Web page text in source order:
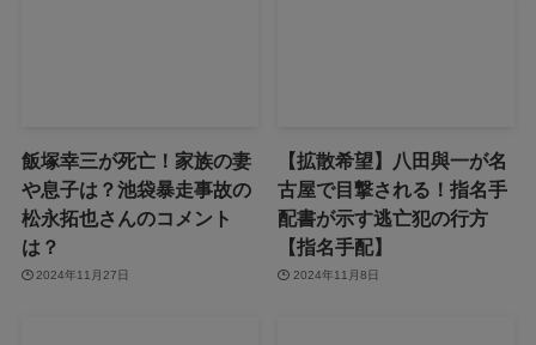
飯塚幸三が死亡！家族の妻
や息子は？池袋暴走事故の
松永拓也さんのコメント
は？
2024年11月27日
【拡散希望】八田與一が名
古屋で目撃される！指名手
配書が示す逃亡犯の行方
【指名手配】
2024年11月8日